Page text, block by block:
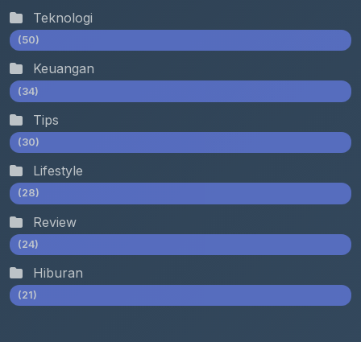
Teknologi
(50)
Keuangan
(34)
Tips
(30)
Lifestyle
(28)
Review
(24)
Hiburan
(21)